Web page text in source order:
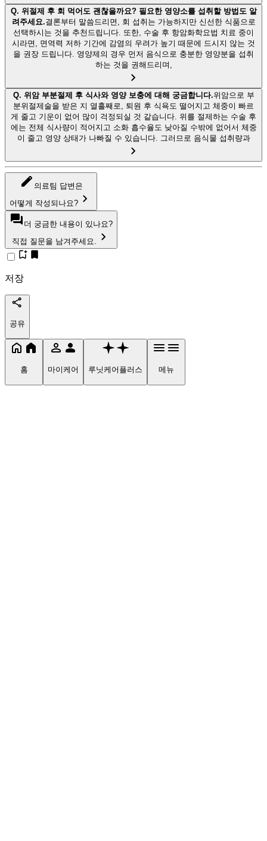
Q. 위절제 후 회 먹어도 괜찮을까요? 필요한 영양소를 섭취할 방법도 알
려주세요.결론부터 말씀드리면, 회 섭취는 가능하지만 신선한 식품으로
선택하시는 것을 추천드립니다. 또한, 수술 후 항암화학요법 치료 중이
시라면, 면역력 저하 기간에 감염의 우려가 높기 때문에 드시지 않는 것
을 권장 드립니다. 영양제의 경우 먼저 음식으로 충분한 영양분을 섭취
하는 것을 권해드리며,
Q. 위암 부분절제 후 식사와 영양 보충에 대해 궁금합니다.위암으로 부
분위절제술을 받은 지 열흘째로, 퇴원 후 식욕도 떨어지고 체중이 빠르
게 줄고 기운이 없어 많이 걱정되실 것 같습니다. 위를 절제하는 수술 후
에는 전체 식사량이 적어지고 소화 흡수율도 낮아질 수밖에 없어서 체중
이 줄고 영양 상태가 나빠질 수 있습니다. 그러므로 음식물 섭취량과
의료팀 답변은
어떻게 작성되나요?
더 궁금한 내용이 있나요?
직접 질문을 남겨주세요.
저장
공유
홈 마이케어 루닛케어플러스 메뉴